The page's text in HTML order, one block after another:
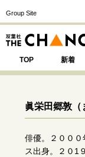
Group Site
TOP 新着
SPECIAL 注目の記
眞栄田郷敦
俳優。２００
ス出身。２０1